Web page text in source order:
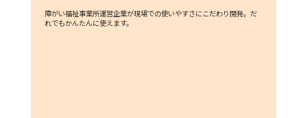
障がい福祉事業所運営企業が現場での使いやすさにこだわり開発。だ
れでもかんたんに使えます。